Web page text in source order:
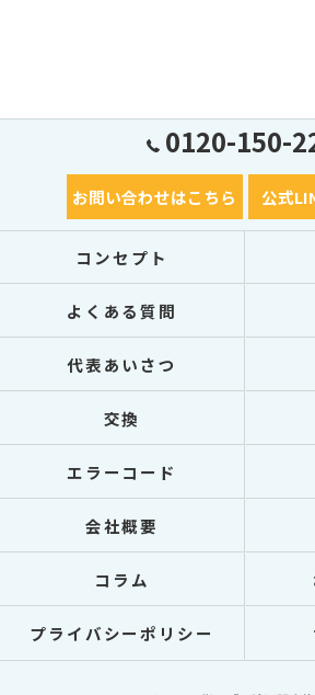
0120-150-
お問い合わせはこちら 公式
コンセプト
よくある質問
代表あいさつ
交換
エラーコード
会社概要
コラム
プライバシーポリシー